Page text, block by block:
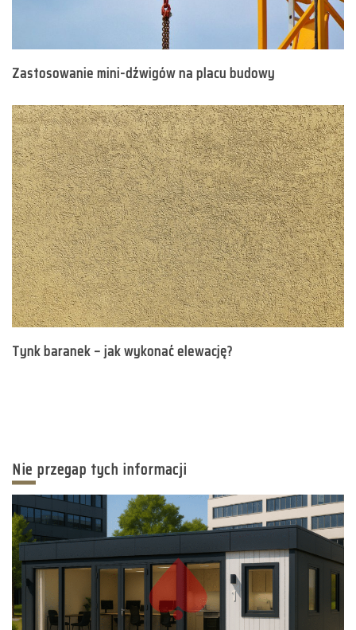
Zastosowanie mini-dźwigów na placu budowy
Tynk baranek – jak wykonać elewację?
Nie przegap tych informacji